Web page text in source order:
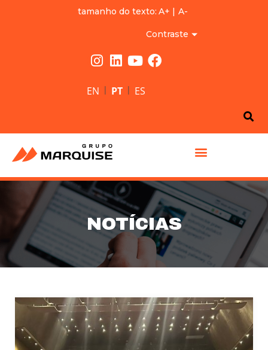
tamanho do texto: A+ | A-
Contraste
EN | PT | ES
NOTÍCIAS